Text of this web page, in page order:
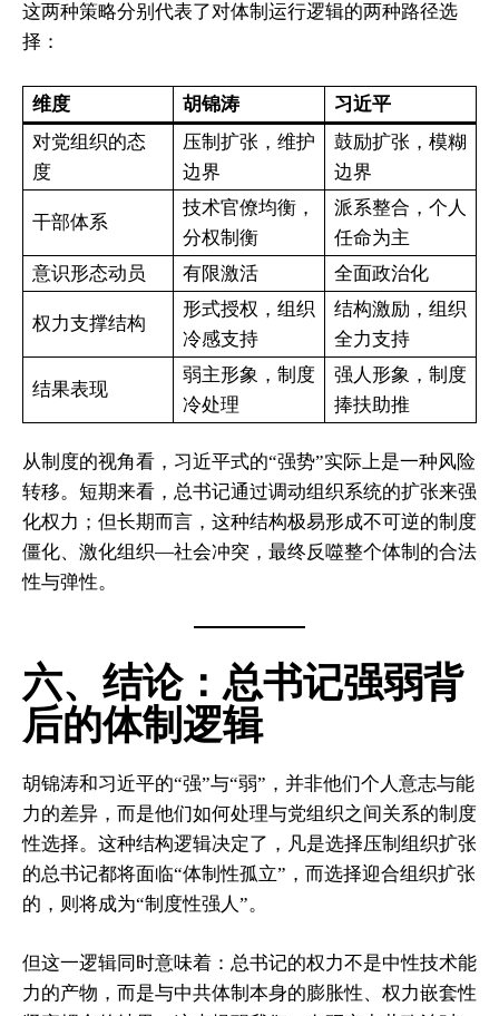
这两种策略分别代表了对体制运行逻辑的两种路径选
择：
维度 胡锦涛
习近平
对党组织的态
度
压制扩张，维护
边界
鼓励扩张，模糊
边界
干部体系
技术官僚均衡，
分权制衡
派系整合，个人
任命为主
意识形态动员
有限激活 全面政治化
权力支撑结构
形式授权，组织
冷感支持
结构激励，组织
全力支持
结果表现
弱主形象，制度
冷处理
强人形象，制度
捧扶助推
从制度的视角看，习近平式的“强势”实际上是一种风险
转移。短期来看，总书记通过调动组织系统的扩张来强
化权力；但长期而言，这种结构极易形成不可逆的制度
僵化、激化组织—社会冲突，最终反噬整个体制的合法
性与弹性。
六、结论：总书记强弱背
后的体制逻辑
胡锦涛和习近平的“强”与“弱”，并非他们个人意志与能
力的差异，而是他们如何处理与党组织之间关系的制度
性选择。这种结构逻辑决定了，凡是选择压制组织扩张
的总书记都将面临“体制性孤立”，而选择迎合组织扩张
的，则将成为“制度性强人”。
但这一逻辑同时意味着：总书记的权力不是中性技术能
力的产物，而是与中共体制本身的膨胀性、权力嵌套性